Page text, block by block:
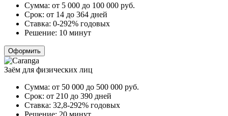
Сумма: от 5 000 до 100 000 руб.
Срок: от 14 до 364 дней
Ставка: 0-292% годовых
Решение: 10 минут
Оформить
Заём для физических лиц
Сумма: от 50 000 до 500 000 руб.
Срок: от 210 до 390 дней
Ставка: 32,8-292% годовых
Решение: 20 минут